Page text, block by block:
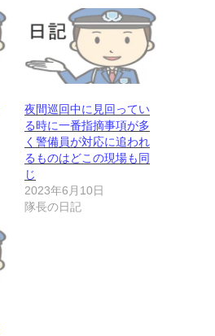
夜間巡回中に見回ってい
る時に一番指摘事項が多
く警備員が対応に追われ
るものはどこの現場も同
じ
2023年6月10日
隊長の日記